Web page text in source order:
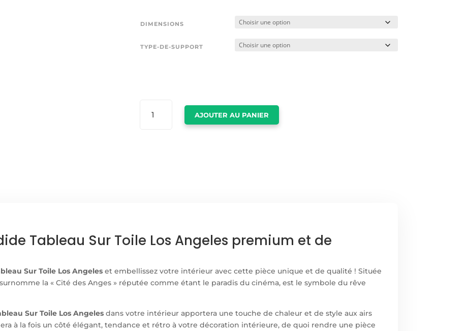
DIMENSIONS
TYPE-DE-SUPPORT
AJOUTER AU PANIER
Tableau Sur Toile Los Angeles premium et de
Sur Toile Los Angeles et embellissez votre intérieur avec cette pièce unique et de qualité ! Située
la « Cité des Anges » réputée comme étant le paradis du cinéma, est le symbole du rêve
Sur Toile Los Angeles dans votre intérieur apportera une touche de chaleur et de style aux airs
à la fois un côté élégant, tendance et rétro à votre décoration intérieure, de quoi rendre une pièce